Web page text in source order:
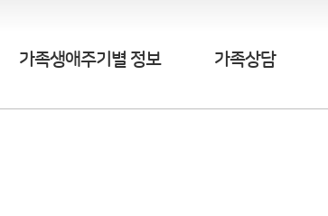
가족생애주기별 정보 가족상담